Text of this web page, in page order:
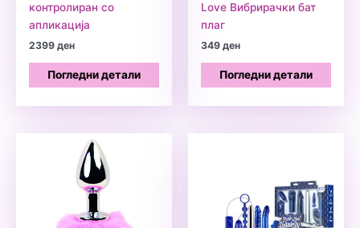
контролиран со
апликација
2399ден
Погледни детали
Love Вибрирачки бат
плаг
349ден
Погледни детали